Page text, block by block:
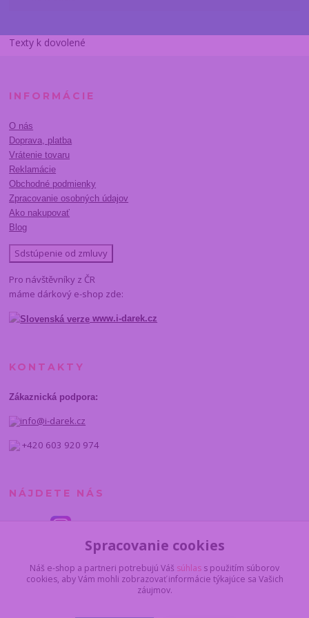
Texty k dovolené
INFORMÁCIE
O nás
Doprava, platba
Vrátenie tovaru
Reklamácie
Obchodné podmienky
Zpracovanie osobných údajov
Ako nakupovať
Blog
Sdstúpenie od zmluvy
Pro návštěvníky z ČR
máme dárkový e-shop zde:
www.i-darek.cz
KONTAKTY
Zákaznická podpora:
info@i-darek.cz
+420 603 920 974
NÁJDETE NÁS
Spracovanie cookies
Náš e-shop a partneri potrebujú Váš súhlas s použitím súborov
cookies, aby Vám mohli zobrazovať informácie týkajúce sa Vašich
záujmov.